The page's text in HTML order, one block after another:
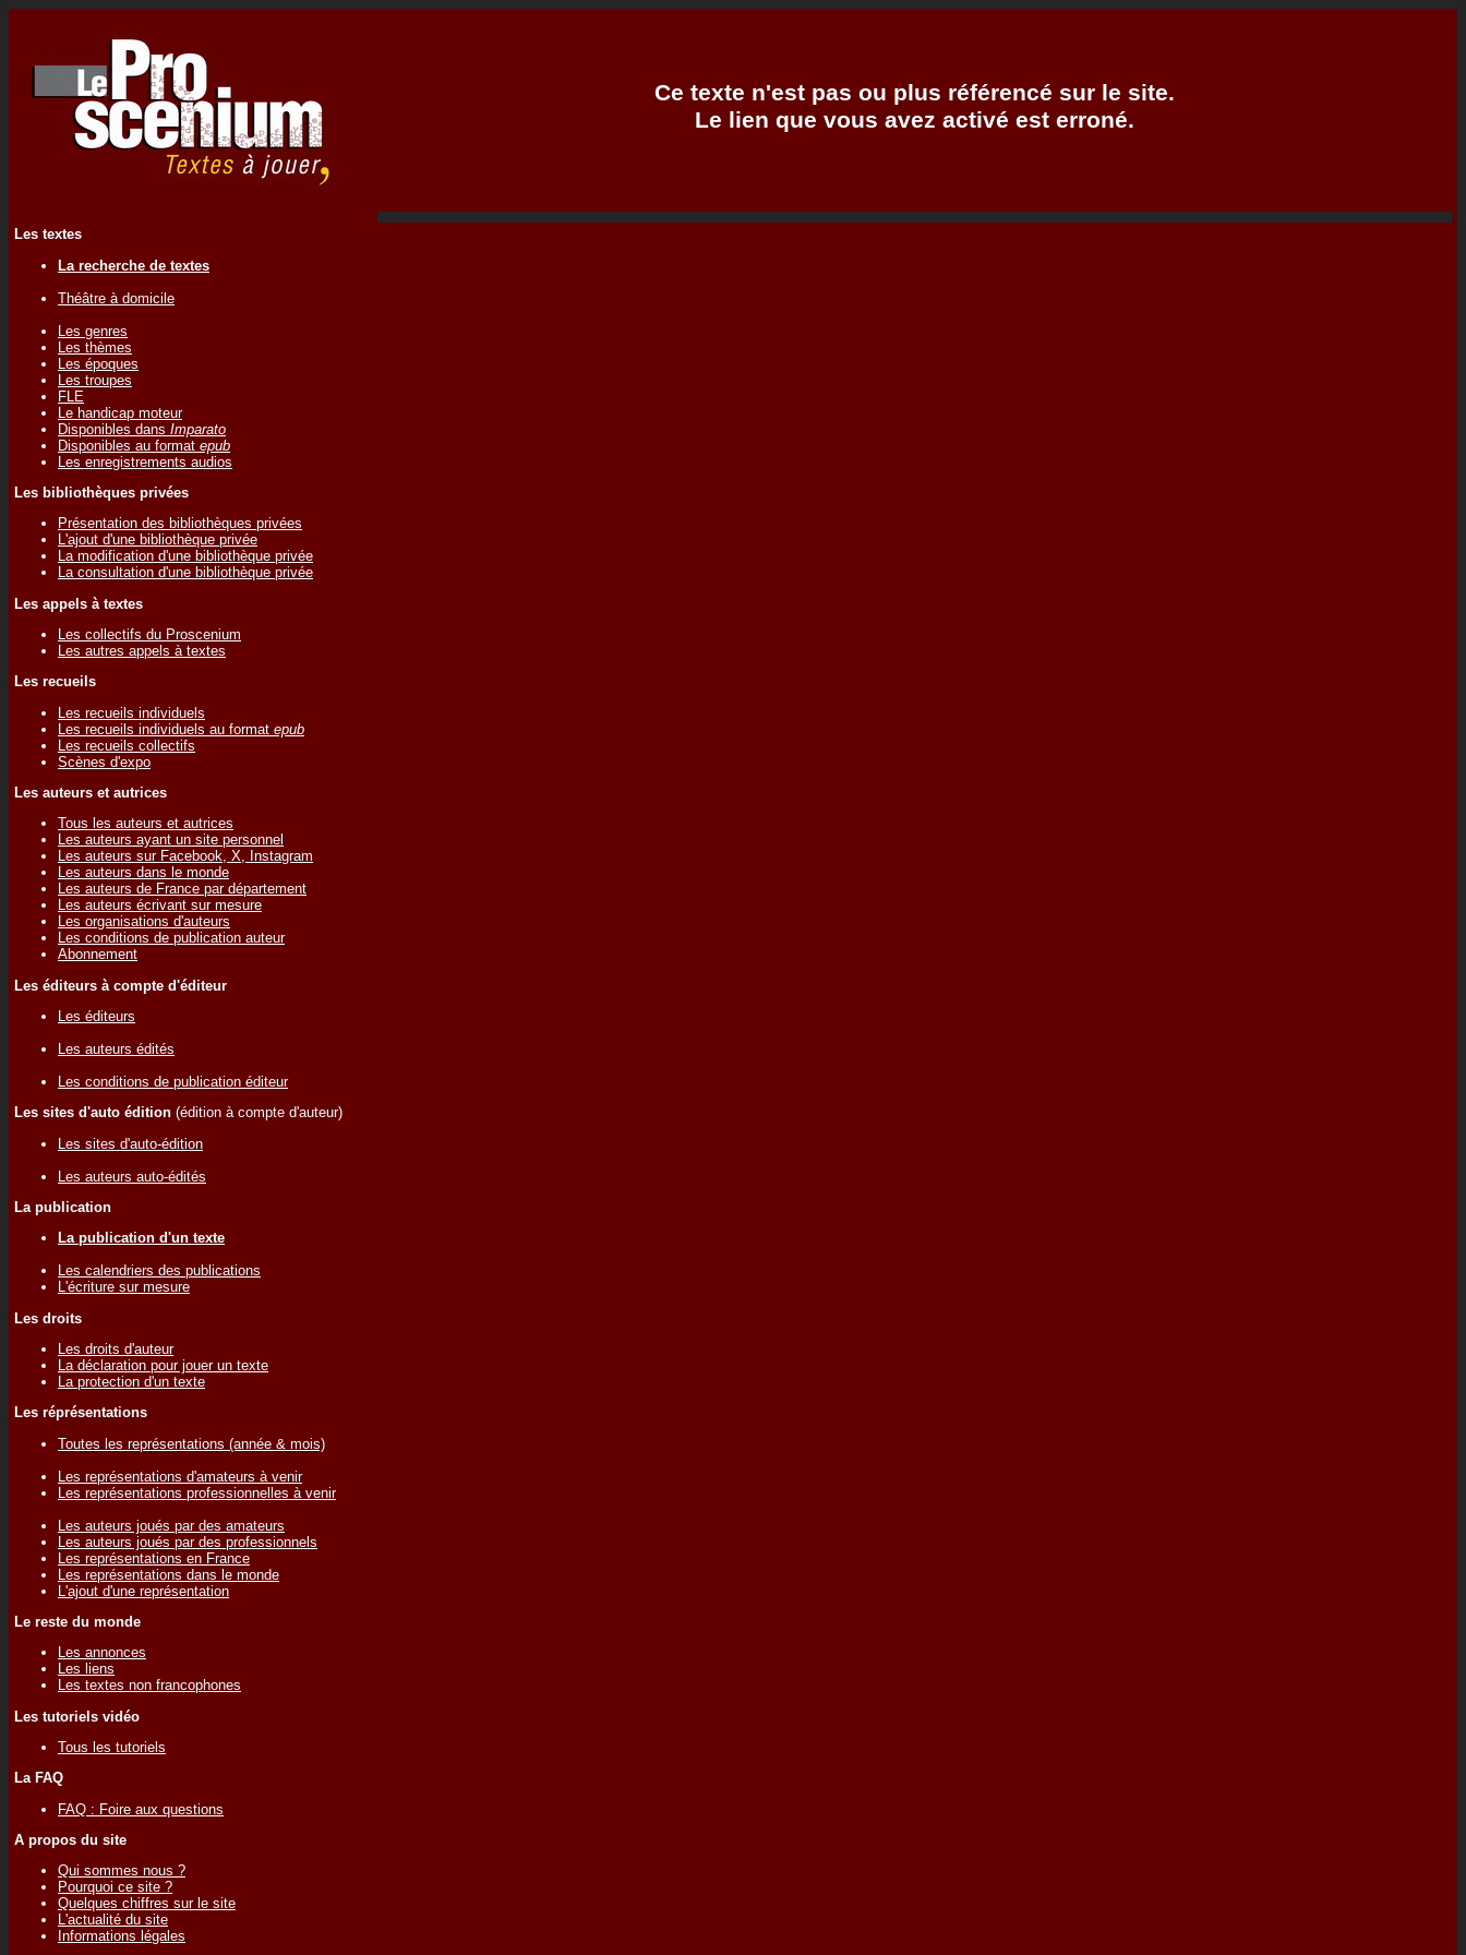
Ce texte n'est pas ou plus référencé sur le site.
Le lien que vous avez activé est erroné.
Les textes
La recherche de textes
Théâtre à domicile
Les genres
Les thèmes
Les époques
Les troupes
FLE
Le handicap moteur
Disponibles dans Imparato
Disponibles au format epub
Les enregistrements audios
Les bibliothèques privées
Présentation des bibliothèques privées
L'ajout d'une bibliothèque privée
La modification d'une bibliothèque privée
La consultation d'une bibliothèque privée
Les appels à textes
Les collectifs du Proscenium
Les autres appels à textes
Les recueils
Les recueils individuels
Les recueils individuels au format epub
Les recueils collectifs
Scènes d'expo
Les auteurs et autrices
Tous les auteurs et autrices
Les auteurs ayant un site personnel
Les auteurs sur Facebook, X, Instagram
Les auteurs dans le monde
Les auteurs de France par département
Les auteurs écrivant sur mesure
Les organisations d'auteurs
Les conditions de publication auteur
Abonnement
Les éditeurs à compte d'éditeur
Les éditeurs
Les auteurs édités
Les conditions de publication éditeur
Les sites d'auto édition (édition à compte d'auteur)
Les sites d'auto-édition
Les auteurs auto-édités
La publication
La publication d'un texte
Les calendriers des publications
L'écriture sur mesure
Les droits
Les droits d'auteur
La déclaration pour jouer un texte
La protection d'un texte
Les réprésentations
Toutes les représentations (année & mois)
Les représentations d'amateurs à venir
Les représentations professionnelles à venir
Les auteurs joués par des amateurs
Les auteurs joués par des professionnels
Les représentations en France
Les représentations dans le monde
L'ajout d'une représentation
Le reste du monde
Les annonces
Les liens
Les textes non francophones
Les tutoriels vidéo
Tous les tutoriels
La FAQ
FAQ : Foire aux questions
A propos du site
Qui sommes nous ?
Pourquoi ce site ?
Quelques chiffres sur le site
L'actualité du site
Informations légales